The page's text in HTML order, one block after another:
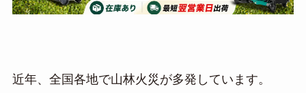
近年、全国各地で山林火災が多発しています。